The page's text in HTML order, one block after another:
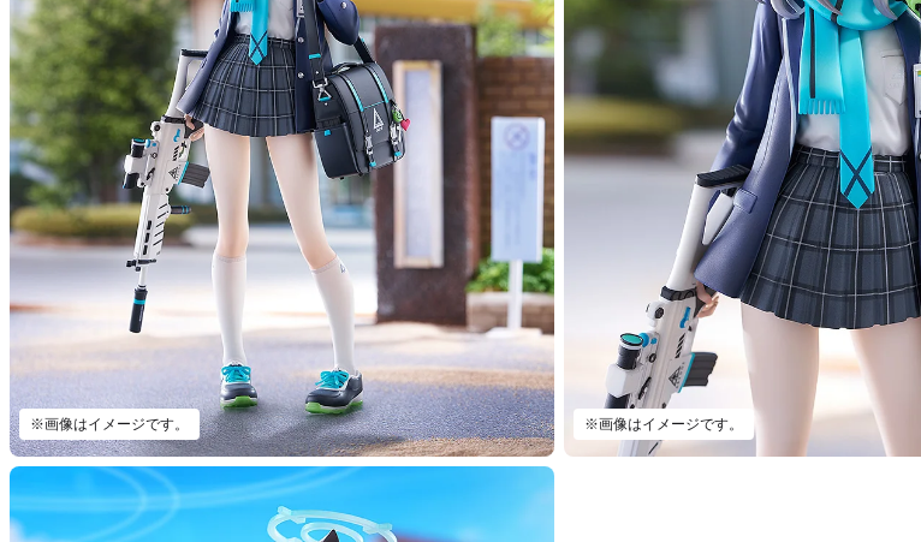
※画像はイメージです。 ※画像はイメージです。